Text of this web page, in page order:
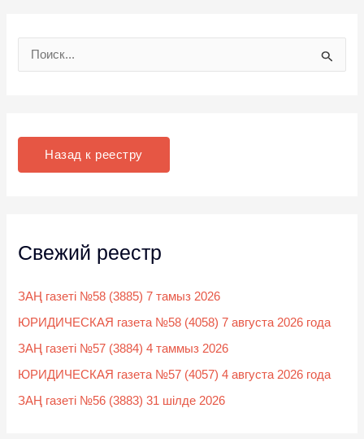
Назад к реестру
Свежий реестр
ЗАҢ газеті №58 (3885) 7 тамыз 2026
ЮРИДИЧЕСКАЯ газета №58 (4058) 7 августа 2026 года
ЗАҢ газеті №57 (3884) 4 таммыз 2026
ЮРИДИЧЕСКАЯ газета №57 (4057) 4 августа 2026 года
ЗАҢ газеті №56 (3883) 31 шілде 2026